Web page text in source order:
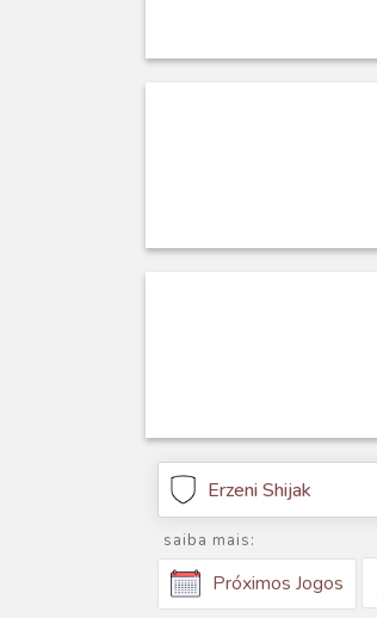
Erzeni Shijak
saiba mais:
Próximos Jogos